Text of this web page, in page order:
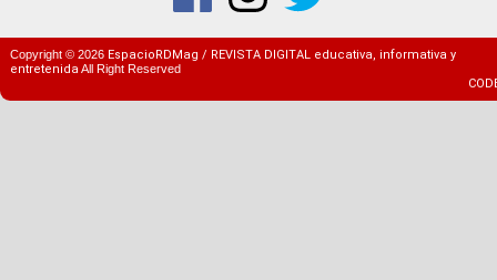
Copyright © 2026 EspacioRDMag / REVISTA DIGITAL educativa, informativa y
entretenidaAll Right Reserved